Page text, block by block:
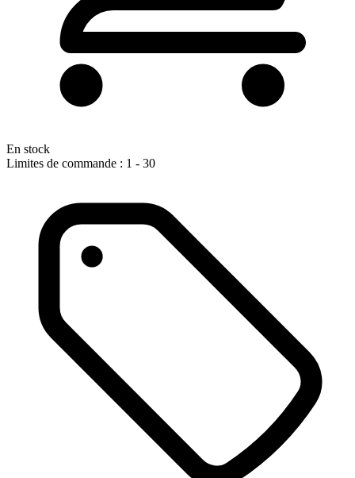
En stock
Limites de commande : 1 - 30